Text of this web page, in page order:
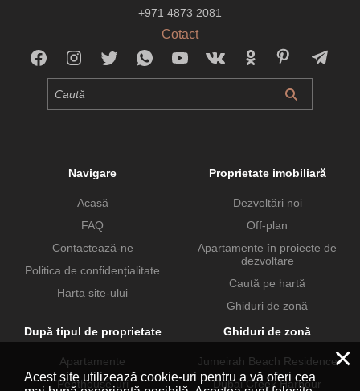
+971 4873 2081
Cotact
Navigare
Acasă
FAQ
Contactează-ne
Politica de confidențialitate
Harta site-ului
Proprietate imobiliară
Dezvoltări noi
Off-plan
Apartamente în proiecte de
dezvoltare
Caută pe hartă
Ghiduri de zonă
După tipul de proprietate
Apartamente
Penthouse-uri
Ghiduri de zonă
Jumeirah Beach Residence
Dubai Creek Harbour
×
Acest site utilizează cookie-uri pentru a vă oferi cea